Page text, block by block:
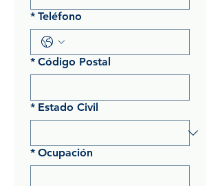
* Teléfono
* Código Postal
* Estado Civil
* Ocupación